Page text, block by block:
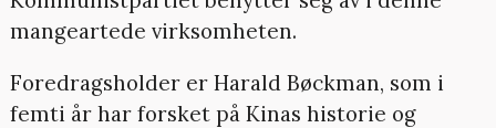
mangeartede virksomheten.
Foredragsholder er Harald Bøckman, som i
femti år har forsket på Kinas historie og